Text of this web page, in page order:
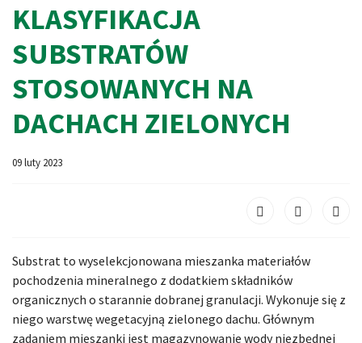
KLASYFIKACJA
SUBSTRATÓW
STOSOWANYCH NA
DACHACH ZIELONYCH
09 luty 2023
Substrat to wyselekcjonowana mieszanka materiałów
pochodzenia mineralnego z dodatkiem składników
organicznych o starannie dobranej granulacji. Wykonuje się z
niego warstwę wegetacyjną zielonego dachu. Głównym
zadaniem mieszanki jest magazynowanie wody niezbędnej